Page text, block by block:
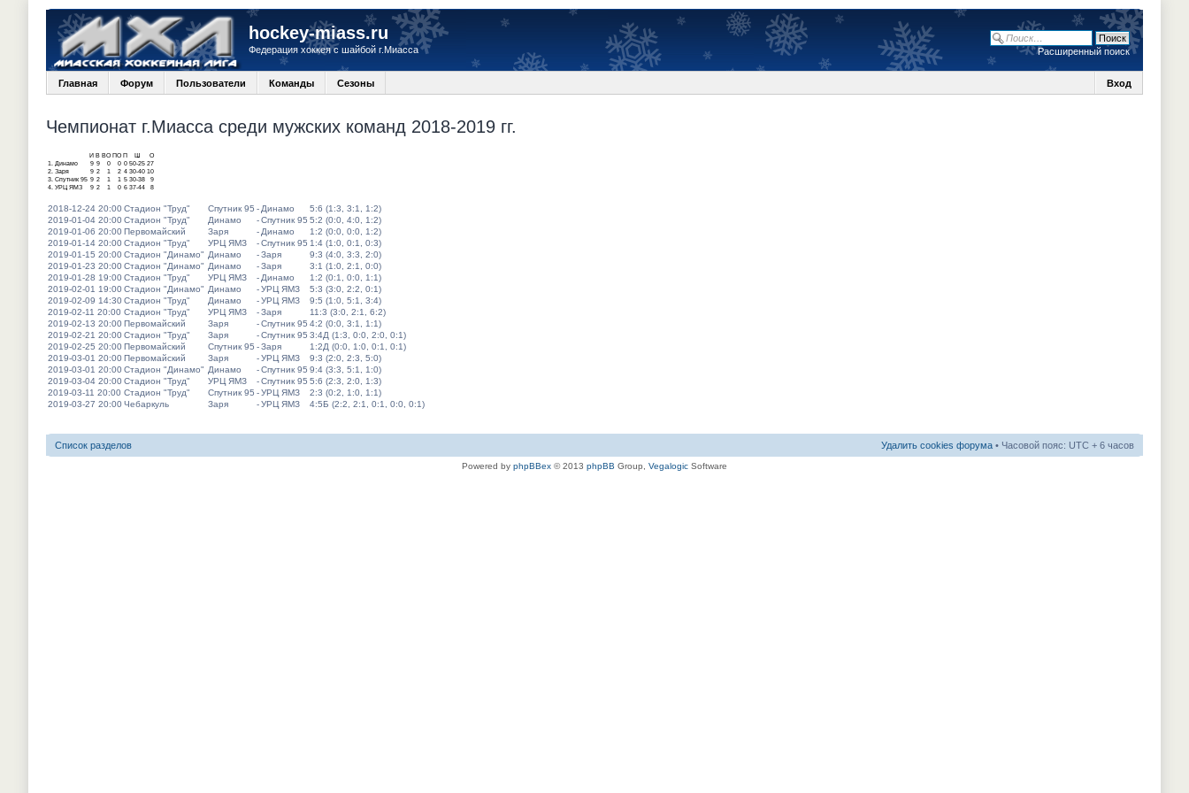
hockey-miass.ru
Федерация хоккея с шайбой г.Миасса Расширенный поиск
Главная Форум Пользователи Команды Сезоны Вход
Чемпионат г.Миасса среди мужских команд 2018-2019 гг.
И В ВО ПО П
О
1.
Динамо 9 9 0 0 0 50-25 27
2. Заря 9 2 1 2 4 30-40 10
3. Спутник 95 9 2 1 1 5 30-38
9
4. УРЦ ЯМЗ 9 2 1 0 6 37-44 8
2018-12-24 20:00Стадион "Труд" Спутник 95 - Динамо
5:6 (1:3, 3:1, 1:2)
2019-01-04 20:00Стадион "Труд" Динамо -Спутник 95 5:2 (0:0, 4:0, 1:2)
2019-01-06 20:00Первомайский Заря - Динамо
1:2 (0:0, 0:0, 1:2)
2019-01-14 20:00Стадион "Труд" УРЦ ЯМЗ -Спутник 95 1:4 (1:0, 0:1, 0:3)
2019-01-15 20:00Стадион "Динамо" Динамо -Заря
9:3 (4:0, 3:3, 2:0)
2019-01-23 20:00Стадион "Динамо" Динамо -Заря
3:1 (1:0, 2:1, 0:0)
2019-01-28 19:00Стадион "Труд" УРЦ ЯМЗ - Динамо
1:2 (0:1, 0:0, 1:1)
2019-02-01 19:00Стадион "Динамо" Динамо -УРЦ ЯМЗ
5:3 (3:0, 2:2, 0:1)
2019-02-09 14:30Стадион "Труд" Динамо -УРЦ ЯМЗ
9:5 (1:0, 5:1, 3:4)
2019-02-11 20:00 Стадион "Труд" УРЦ ЯМЗ -Заря
11:3 (3:0, 2:1, 6:2)
2019-02-13 20:00Первомайский Заря -Спутник 95 4:2 (0:0, 3:1, 1:1)
2019-02-21 20:00Стадион "Труд" Заря -Спутник 95 3:4Д (1:3, 0:0, 2:0, 0:1)
2019-02-25 20:00Первомайский Спутник 95 -Заря
1:2Д (0:0, 1:0, 0:1, 0:1)
2019-03-01 20:00Первомайский Заря -УРЦ ЯМЗ
9:3 (2:0, 2:3, 5:0)
2019-03-01 20:00Стадион "Динамо" Динамо -Спутник 95 9:4 (3:3, 5:1, 1:0)
2019-03-04 20:00Стадион "Труд" УРЦ ЯМЗ -Спутник 95 5:6 (2:3, 2:0, 1:3)
2019-03-11 20:00 Стадион "Труд" Спутник 95 -УРЦ ЯМЗ
2:3 (0:2, 1:0, 1:1)
2019-03-27 20:00Чебаркуль Заря -УРЦ ЯМЗ 4:5Б (2:2, 2:1, 0:1, 0:0, 0:1)
Список разделов Удалить cookies форума • Часовой пояс: UTC + 6 часов
Powered by phpBBex © 2013 phpBB Group, Vegalogic Software